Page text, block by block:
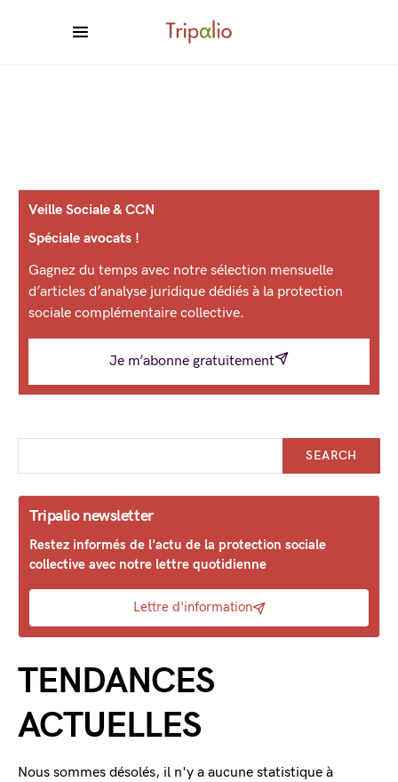
Veille Sociale & CCN
Spéciale avocats !
Gagnez du temps avec notre sélection mensuelle
d’articles d’analyse juridique dédiés à la protection
sociale complémentaire collective.
Je m’abonne gratuitement
SEARCH
Tripalio newsletter
Restez informés de l'actu de la protection sociale
collective avec notre lettre quotidienne
Lettre d'information
TENDANCES
ACTUELLES
Nous sommes désolés, il n'y a aucune statistique à